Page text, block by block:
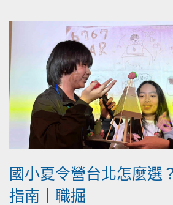
國小夏令營台北怎麼選
指南｜職掘